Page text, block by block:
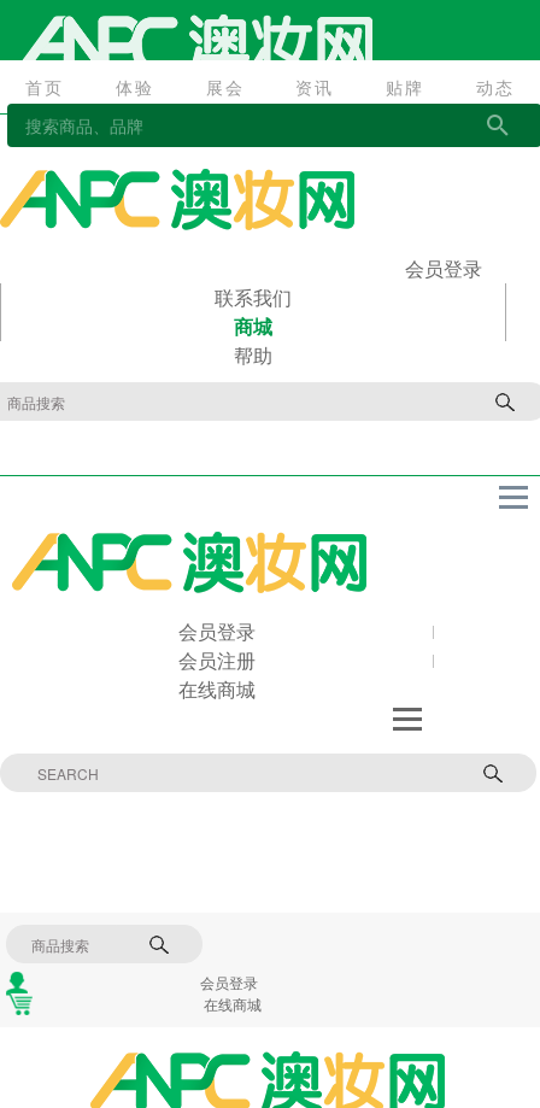
首页 体验 展会 资讯 贴牌 动态
首页 体验 展会 资讯
会员登录
联系我们
商城
帮助
会员登录
会员注册
在线商城
会员登录
在线商城